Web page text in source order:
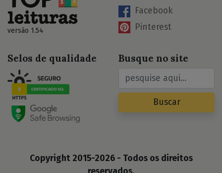
versão 1.54
Facebook
Pinterest
Selos de qualidade Busque no site
Buscar
Copyright 2015-2026 - Todos os direitos